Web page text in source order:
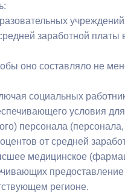
заработной платы
оно составляло не
социальных
условия для
персонала (персонала,
от средней
медицинское
предоставление
регионе.